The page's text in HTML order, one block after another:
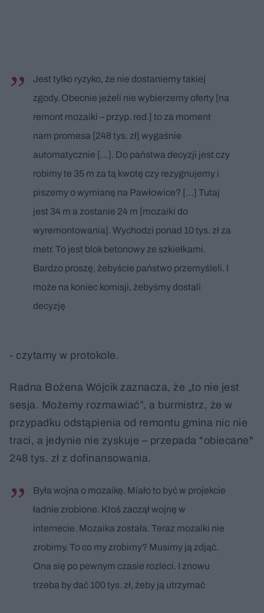
Jest tylko ryzyko, że nie dostaniemy takiej
zgody. Obecnie jeżeli nie wybierzemy oferty [na
remont mozaiki – przyp. red.] to za moment
nam promesa [248 tys. zł] wygaśnie
automatycznie […]. Do państwa decyzji jest czy
robimy te 35 m za tą kwotę czy rezygnujemy i
piszemy o wymianę na Pawłowice? […] Tutaj
jest 34 m a zostanie 24 m [mozaiki do
wyremontowania]. Wychodzi ponad 10 tys. zł za
metr. To jest blok betonowy ze szkiełkami.
Bardzo proszę, żebyście państwo przemyśleli. I
może na koniec komisji, żebyśmy dostali
decyzję
- czytamy w protokole.
Radna Bożena Wójcik zaznacza, że „to nie jest
sesja. Możemy rozmawiać”, a burmistrz, że w
przypadku odstąpienia od remontu gmina nic nie
traci, a jedynie nie zyskuje – przepada "obiecane"
248 tys. zł z dofinansowania.
Była wojna o mozaikę. Miało to być w projekcie
ładnie zrobione. Ktoś zaczął wojnę w
internecie. Mozaika została. Teraz mozaiki nie
zrobimy. To co my zrobimy? Musimy ją zdjąć.
Ona się po pewnym czasie rozleci. I znowu
trzeba by dać 100 tys. zł, żeby ją utrzymać